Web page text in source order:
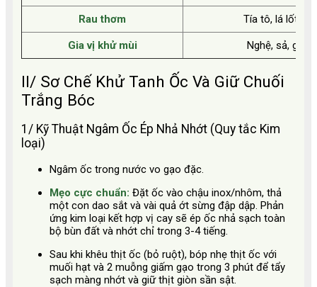
Rau thơm Tía tô, lá lốt,
Gia vị khử mùi Nghệ, sả,
II/ Sơ Chế Khử Tanh Ốc Và Giữ Chuối
Trắng Bóc
1/ Kỹ Thuật Ngâm Ốc Ép Nhả Nhớt (Quy tắc Kim
loại)
Ngâm ốc trong nước vo gạo đặc.
Mẹo cực chuẩn: Đặt ốc vào chậu inox/nhôm, thả
một con dao sắt và vài quả ớt sừng đập dập. Phản
ứng kim loại kết hợp vị cay sẽ ép ốc nhả sạch toàn
bộ bùn đất và nhớt chỉ trong 3-4 tiếng.
Sau khi khêu thịt ốc (bỏ ruột), bóp nhẹ thịt ốc với
muối hạt và 2 muỗng giấm gạo trong 3 phút để tẩy
sạch màng nhớt và giữ thịt giòn sần sật.